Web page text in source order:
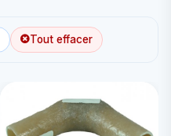
Tout effacer